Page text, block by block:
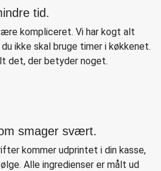
tid.
kompliceret. Vi har kogt alt
ikke skal bruge timer i køkkenet.
det, der betyder noget.
smager svært.
kommer udprintet i din kasse,
Alle ingredienser er målt ud